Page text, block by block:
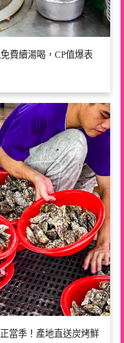
費續湯喝，CP值爆表
當季！產地直送炭烤鮮